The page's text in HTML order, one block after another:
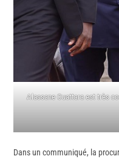
Alassane Ouattara est très
Dans un communiqué, la